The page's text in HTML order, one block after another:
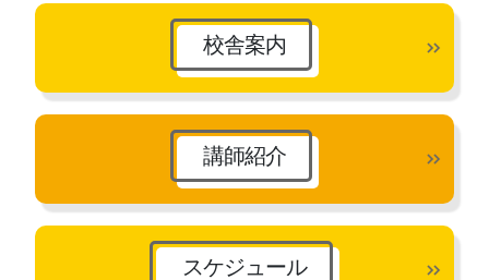
ブ
校舎案内
講師紹介
スケジュール